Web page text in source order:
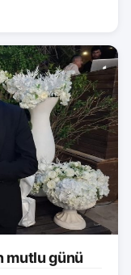
mutlu günü